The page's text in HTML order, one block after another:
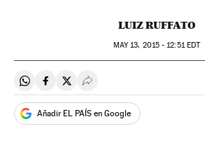
LUIZ RUFFATO
MAY13, 2015 - 12:51EDT
Compartir en Whatsapp
Compartir en Facebook
Compartir en Twitter
Desplegar Redes Sociales
Añadir EL PAÍS en Google